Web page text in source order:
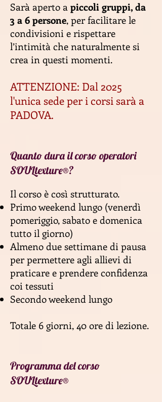
Sarà aperto a piccoli gruppi, da
3 a 6 persone, per facilitare le
condivisioni e rispettare
l’intimità che naturalmente si
crea in questi momenti.
ATTENZIONE: Dal 2025
l'unica sede per i corsi sarà a
PADOVA.
Quanto dura il corso operatori
SOULtexture®?
Il corso è così strutturato.
Primo weekend lungo (venerdì
pomeriggio, sabato e domenica
tutto il giorno)
Almeno due settimane di pausa
per permettere agli allievi di
praticare e prendere confidenza
coi tessuti
Secondo weekend lungo
Totale 6 giorni, 40 ore di lezione.
Programma del corso
SOULtexture®